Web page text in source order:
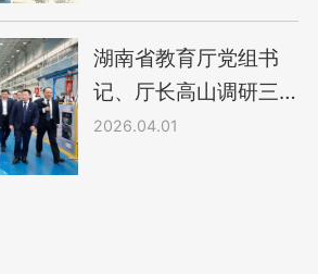
湖南省教育厅党组书
记、厅长高山调研三
一职院
2026.04.01